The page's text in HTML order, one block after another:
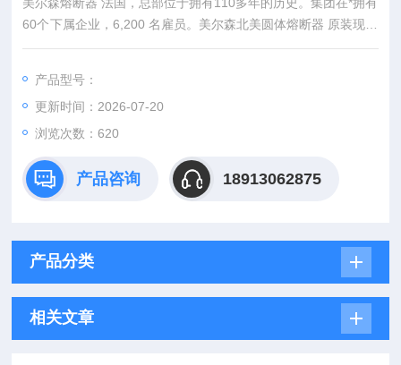
60个下属企业，6,200 名雇员。美尔森北美圆体熔断器 原装现货
型号全进口
产品型号：
更新时间：2026-07-20
浏览次数：620
产品咨询 18913062875
产品分类
相关文章